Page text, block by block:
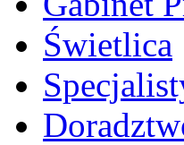
Świetlica